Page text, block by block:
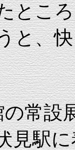
とこ
と、
常設
駅に